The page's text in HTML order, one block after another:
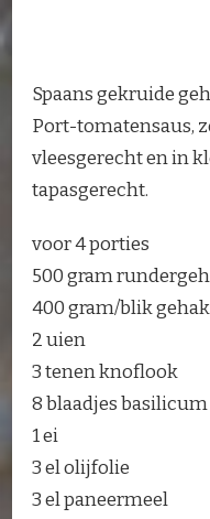
Spaans gekruide
Port-tomatensaus,
vleesgerecht en in
tapasgerecht.
voor 4 porties
500 gram
400 gram/blik
2 uien
3 tenen knoflook
8 blaadjes basilicum
1 ei
3 el olijfolie
3 el paneermeel